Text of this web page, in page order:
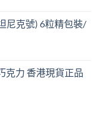
尼克號) 6粒精包裝/
克力 香港現貨正品